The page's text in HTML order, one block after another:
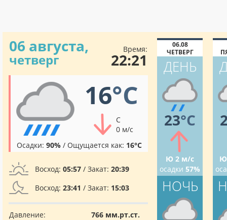
06 августа,
четверг
Время:
22:21
16°C
С
0 м/с
Осадки: 90% / Ощущается как: 16°C
Восход: 05:57 / Закат: 20:39
Восход: 23:41 / Закат: 15:03
Давление:
766 мм.рт.ст.
06.08
ЧЕТВЕРГ
ДЕНЬ
23°C
Ю 2 м/с
осадки 57%
НОЧЬ